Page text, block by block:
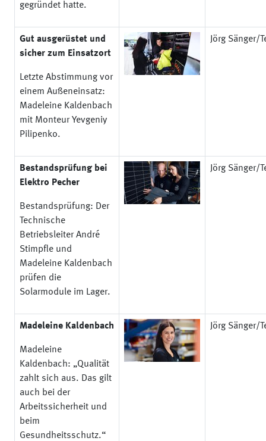
gegründet hatte.
Gut ausgerüstet und
sicher zum Einsatzort
Letzte Abstimmung vor
einem Außeneinsatz:
Madeleine Kaldenbach
mit Monteur Yevgeniy
Pilipenko.
Jörg Sänger/
Bestandsprüfung bei
Elektro Pecher
Bestandsprüfung: Der
Technische
Betriebsleiter André
Stimpfle und
Madeleine Kaldenbach
prüfen die
Solarmodule im Lager.
Jörg Sänger/
Madeleine Kaldenbach
Madeleine
Kaldenbach: „Qualität
zahlt sich aus. Das gilt
auch bei der
Arbeitssicherheit und
beim
Gesundheitsschutz.“
Jörg Sänger/